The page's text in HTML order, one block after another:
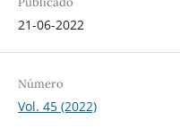
21-06-2022
Número
Vol. 45 (2022)